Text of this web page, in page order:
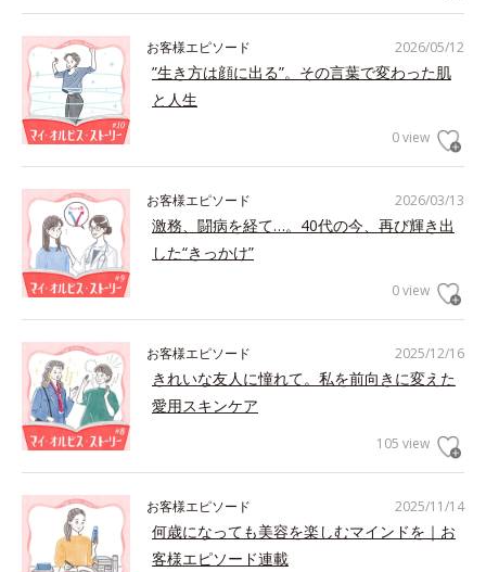
2026/05/12
お客様エピソード
”生き方は顔に出る”。その言葉で変わった肌
と人生
0 view
2026/03/13
お客様エピソード
激務、闘病を経て…。40代の今、再び輝き出
した“きっかけ”
0 view
2025/12/16
お客様エピソード
きれいな友人に憧れて。私を前向きに変えた
愛用スキンケア
105 view
2025/11/14
お客様エピソード
何歳になっても美容を楽しむマインドを｜お
客様エピソード連載